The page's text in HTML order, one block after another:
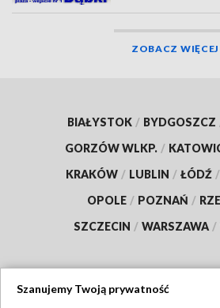
ZOBACZ WIĘCEJ
BIAŁYSTOK / BYDGOSZCZ
GORZÓW WLKP. /
KRAKÓW / LUBLIN / ŁÓDŹ /
OPOLE / POZNAŃ /
SZCZECIN / WARSZAWA /
Szanujemy Twoją prywatność